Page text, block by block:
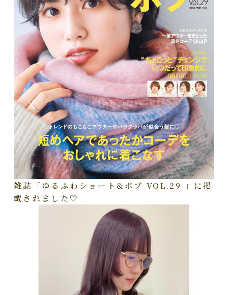
雑誌「ゆるふわショート&ボブ VOL.29 」に掲
載されました🤍